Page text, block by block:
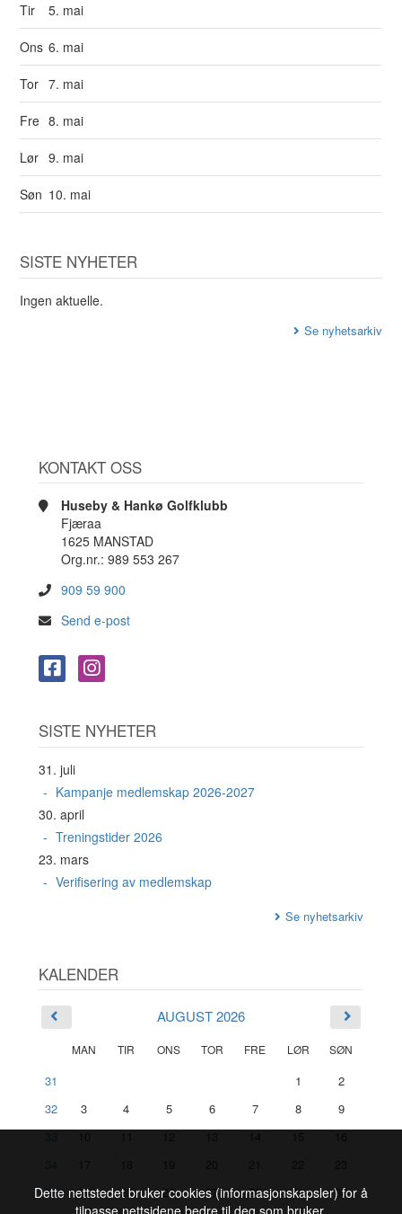
Tir 5. mai
Ons 6. mai
Tor 7. mai
Fre 8. mai
Lør 9. mai
Søn 10. mai
SISTE NYHETER
Ingen aktuelle.
Se nyhetsarkiv
KONTAKT OSS
Huseby & Hankø Golfklubb
Fjæraa
1625 MANSTAD
Org.nr.: 989 553 267
909 59 900
Send e-post
SISTE NYHETER
31. juli
Kampanje medlemskap 2026-2027
30. april
Treningstider 2026
23. mars
Verifisering av medlemskap
Se nyhetsarkiv
KALENDER
AUGUST 2026
MAN TIR ONS TOR FRE LØR SØN
31 1
2
32
3 4 5 6 7 8
9
35
24 25 26 27 28 29
30
Dette nettstedet bruker cookies (informasjonskapsler) for å
tilpasse nettsidene bedre til deg som bruker.